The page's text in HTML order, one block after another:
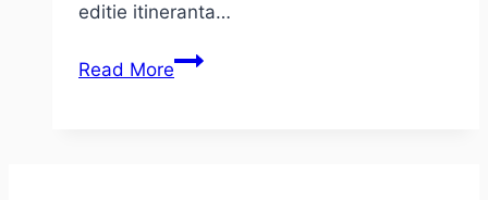
editie itineranta…
Read MoreBookfest